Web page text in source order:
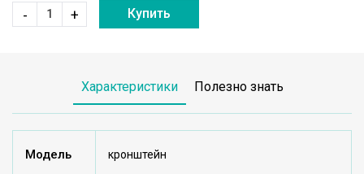
- + Купить
Характеристики Полезно знать
Модель кронштейн